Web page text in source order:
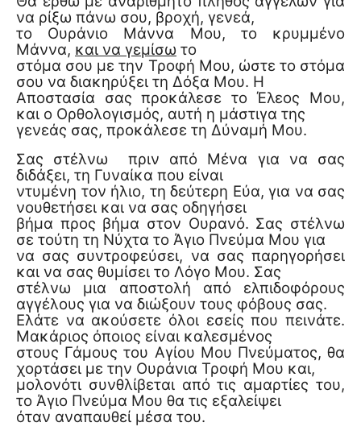
να ρίξω πάνω σου, βροχή, γενεά,
το Ουράνιο Μάννα Μου, το κρυμμένο
Μάννα, και να γεμίσω το
στόμα σου με την Τροφή Μου, ώστε το στόμα
σου να διακηρύξει τη Δόξα Μου. Η
Αποστασία σας προκάλεσε το Έλεος Μου,
και ο Ορθολογισμός, αυτή η μάστιγα της
γενεάς σας, προκάλεσε τη Δύναμή Μου.
Σας στέλνω πριν από Μένα για να σας
διδάξει, τη Γυναίκα που είναι
ντυμένη τον ήλιο, τη δεύτερη Εύα, για να σας
νουθετήσει και να σας οδηγήσει
βήμα προς βήμα στον Ουρανό. Σας στέλνω
σε τούτη τη Νύχτα το Άγιο Πνεύμα Μου για
να σας συντροφεύσει, να σας παρηγορήσει
και να σας θυμίσει το Λόγο Μου. Σας
στέλνω μια αποστολή από ελπιδοφόρους
αγγέλους για να διώξουν τους φόβους σας.
Ελάτε να ακούσετε όλοι εσείς που πεινάτε.
Μακάριος όποιος είναι καλεσμένος
στους Γάμους του Αγίου Μου Πνεύματος, θα
χορτάσει με την Ουράνια Τροφή Μου και,
μολονότι συνθλίβεται από τις αμαρτίες του,
το Άγιο Πνεύμα Μου θα τις εξαλείψει
όταν αναπαυθεί μέσα του.